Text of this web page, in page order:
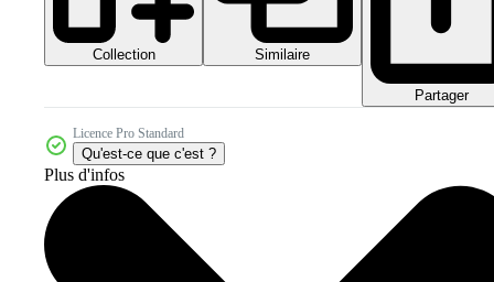
Collection Similaire
Partager
Licence Pro Standard
Qu'est-ce que c'est ?
Plus d'infos